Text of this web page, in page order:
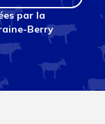
par la
Berry